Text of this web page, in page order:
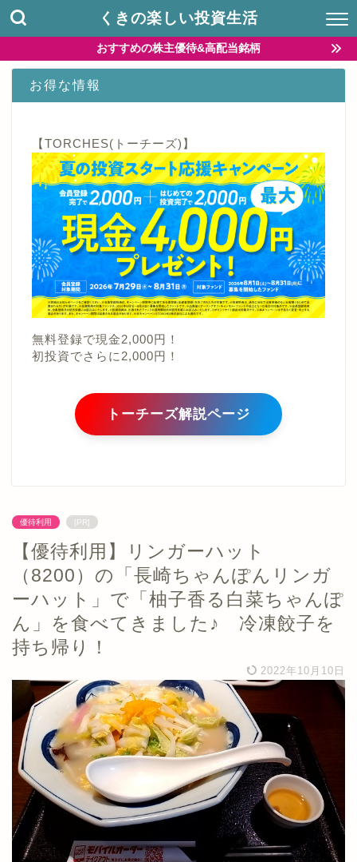
くきの楽しい投資生活
おすすめの株主優待&高配当銘柄
お得な情報
【TORCHES(トーチーズ)】
無料登録で現金2,000円！
初投資でさらに2,000円！
トーチーズ解説ページ
優待利用 [PR]
【優待利用】リンガーハット
（8200）の「長崎ちゃんぽんリンガ
ーハット」で「柚子香る白菜ちゃんぽ
ん」を食べてきました♪ 冷凍餃子を
持ち帰り！
2022年10月10日